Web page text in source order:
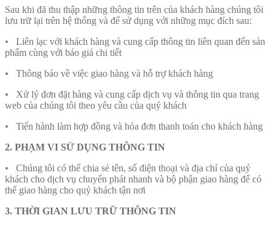
Sau khi đã thu thập những thông tin trên của khách hàng chúng tôi
lưu trữ lại trên hệ thống và để sử dụng với những mục đích sau:
• Liên lạc với khách hàng và cung cấp thông tin liên quan đến sản
phẩm cùng với báo giá chi tiết
• Thông báo về việc giao hàng và hỗ trợ khách hàng
• Xử lý đơn đặt hàng và cung cấp dịch vụ và thông tin qua trang
web của chúng tôi theo yêu cầu của quý khách
• Tiến hành làm hợp đồng và hóa đơn thanh toán cho khách hàng
2. PHẠM VI SỬ DỤNG THÔNG TIN
• Chúng tôi có thể chia sẻ tên, số điện thoại và địa chỉ của quý
khách cho dịch vụ chuyển phát nhanh và bộ phận giao hàng để có
thể giao hàng cho quý khách tận nơi
3. THỜI GIAN LƯU TRỮ THÔNG TIN